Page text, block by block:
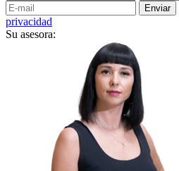
privacidad
Su asesora: